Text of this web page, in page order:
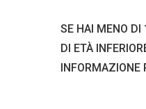
SE HAI MENO DI
DI ETÀ
INFORMAZIONE